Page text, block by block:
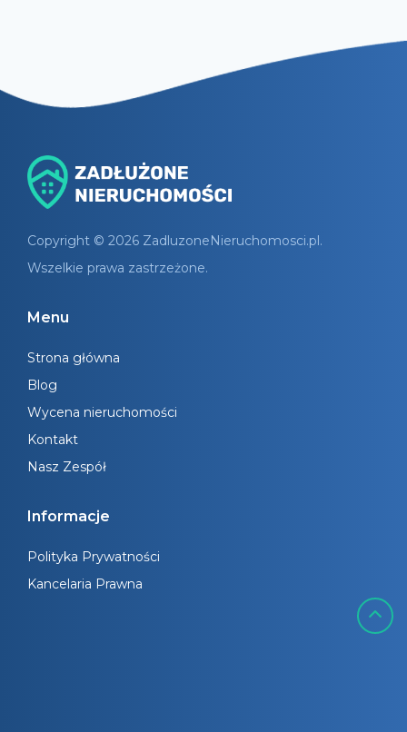
Copyright © 2026 ZadluzoneNieruchomosci.pl.
Wszelkie prawa zastrzeżone.
Menu
Strona główna
Blog
Wycena nieruchomości
Kontakt
Nasz Zespół
Informacje
Polityka Prywatności
Kancelaria Prawna